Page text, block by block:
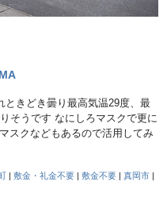
ときどき曇り最高気温29度、最
そうです なにしろマスクで更に
スクなどもあるので活用してみ
|敷金・礼金不要 |敷金不要 |真岡市 |